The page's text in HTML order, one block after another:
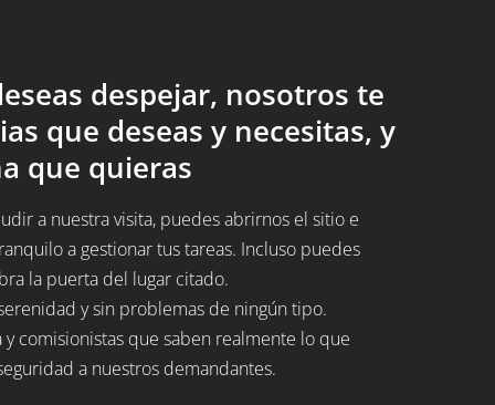
despejar, nosotros te
que deseas y necesitas, y
que quieras
a nuestra visita, puedes abrirnos el sitio e
a gestionar tus tareas. Incluso puedes
la puerta del lugar citado.
y sin problemas de ningún tipo.
comisionistas que saben realmente lo que
a nuestros demandantes.